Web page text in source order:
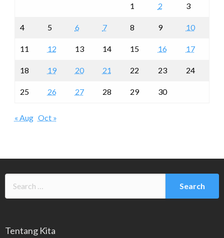
1 2 3
4 5 6 7 8 9 10
11 12 13 14 15 16 17
18 19 20 21 22 23 24
25 26 27 28 29 30
« Aug Oct »
Tentang Kita